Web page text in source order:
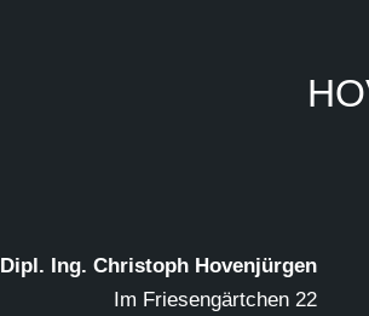
Dipl. Ing. Christoph Hovenjürgen
Im Friesengärtchen 22